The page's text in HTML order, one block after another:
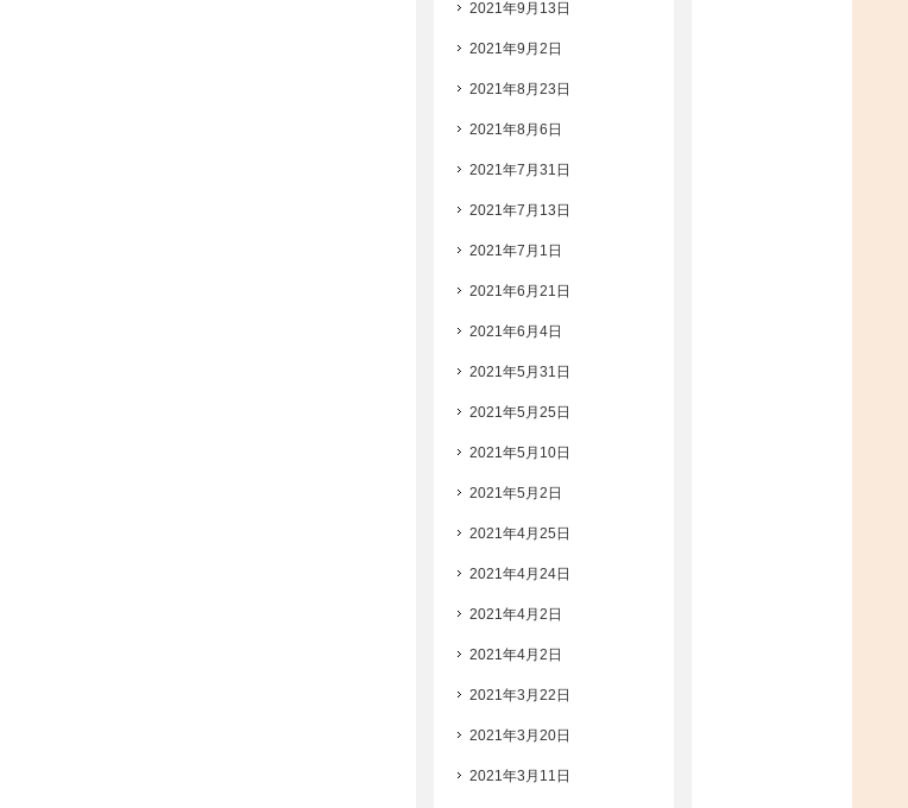
2021年9月13日
2021年9月2日
2021年8月23日
2021年8月6日
2021年7月31日
2021年7月13日
2021年7月1日
2021年6月21日
2021年6月4日
2021年5月31日
2021年5月25日
2021年5月10日
2021年5月2日
2021年4月25日
2021年4月24日
2021年4月2日
2021年4月2日
2021年3月22日
2021年3月20日
2021年3月11日